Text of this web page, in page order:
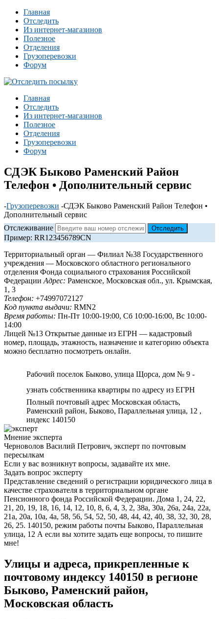
Главная
Отследить
Из интернет-магазинов
Полезное
Отделения
Грузоперевозки
Форум
Главная
Отследить
Из интернет-магазинов
Полезное
Отделения
Грузоперевозки
Форум
СДЭК Быково Раменский Район
Телефон • Дополнительный сервис
-Грузоперевозки -СДЭК Быково Раменский Район Телефон •
Дополнительный сервис
Отслеживание
Пример: RR123456789CN
Территориальный орган — Филиал №38 Государственного
учреждения — Московского областного регионального
отделения Фонда социального страхования Российской
Федерации Адрес: Раменское, Московская обл., ул. Крымская,
1, 3
Телефон: +74997072127
Код пункта выдачи: RMN2
Время работы: Пн-Пт 10:00-19:00, Сб 10:00-16:00, Вс 10:00-
14:00
Лицей №13 Открытые данные из ЕГРН — кадастровый
номер, площадь, этажность, назначение и категорию объекта
можно бесплатно посмотреть онлайн.
Рабочий поселок Быково, улица Щорса, дом № 9 -
узнать собственника квартиры по адресу из ЕГРН
Полный почтовый адрес Московская область,
Раменский район, Быково, Параллельная улица, 12 ,
индекс 140150
Мнение эксперта
Черноволов Василий Петрович, эксперт по почтовым
пересылкам
Если у вас возникнут вопросы, задавайте их мне.
Задать вопрос эксперту
Представление сведений о регистрации юридического лица в
качестве страхователя в территориальном органе
Пенсионного фонда Российской Федерации. Дома 1, 24, 22,
21, 20, 19, 18, 16, 14, 12, 10, 8, 6, 4, 3, 2, 38а, 30а, 26а, 24а, 22а,
21а, 20а, 10а, 4а, 58, 56, 54, 52, 50, 48, 44, 42, 40, 38, 32, 30, 28,
26, 25. 140150, режим работы почты Быково, Параллельная
улица, 12 А если вы хотите задать еще вопросы, то пишите
мне!
Улицы и адреса, прикрепленные к
почтовому индексу 140150 в регионе
Быково, Раменский район,
Московская область